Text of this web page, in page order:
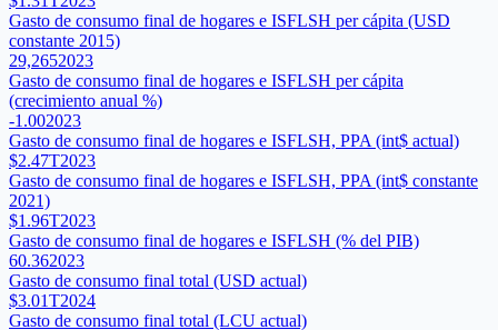
Gasto de consumo final de hogares e ISFLSH per cápita (USD
constante 2015)
29,2652023
Gasto de consumo final de hogares e ISFLSH per cápita
(crecimiento anual %)
-1.002023
Gasto de consumo final de hogares e ISFLSH, PPA (int$ actual)
$2.47T2023
Gasto de consumo final de hogares e ISFLSH, PPA (int$ constante
2021)
$1.96T2023
Gasto de consumo final de hogares e ISFLSH (% del PIB)
60.362023
Gasto de consumo final total (USD actual)
$3.01T2024
Gasto de consumo final total (LCU actual)